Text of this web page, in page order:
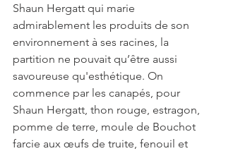
Shaun Hergatt qui marie
admirablement les produits de son
environnement à ses racines, la
partition ne pouvait qu’être aussi
savoureuse qu'esthétique. On
commence par les canapés, pour
Shaun Hergatt, thon rouge, estragon,
pomme de terre, moule de Bouchot
farcie aux œufs de truite, fenouil et